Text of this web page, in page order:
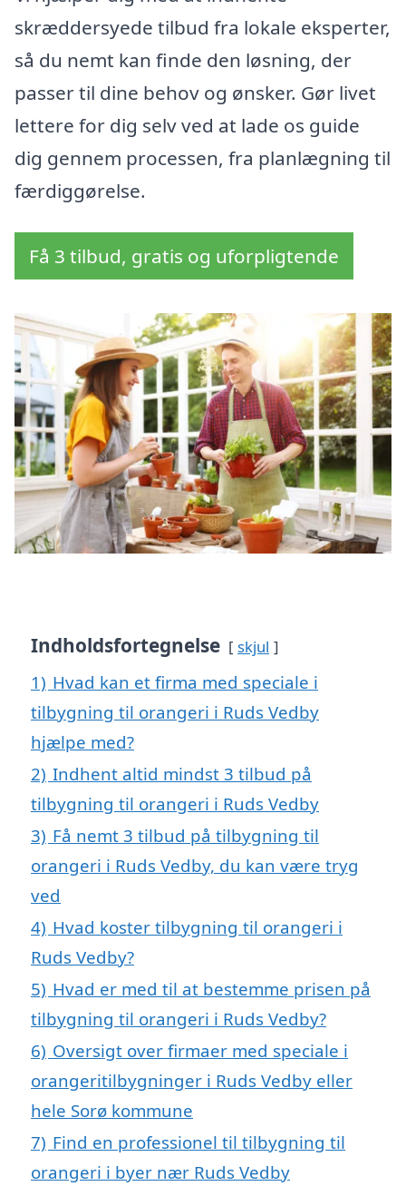
skræddersyede tilbud fra lokale eksperter,
så du nemt kan finde den løsning, der
passer til dine behov og ønsker. Gør livet
lettere for dig selv ved at lade os guide
dig gennem processen, fra planlægning til
færdiggørelse.
Få 3 tilbud, gratis og uforpligtende
Indholdsfortegnelse skjul
1) Hvad kan et firma med speciale i
tilbygning til orangeri i Ruds Vedby
hjælpe med?
2) Indhent altid mindst 3 tilbud på
tilbygning til orangeri i Ruds Vedby
3) Få nemt 3 tilbud på tilbygning til
orangeri i Ruds Vedby, du kan være tryg
ved
4) Hvad koster tilbygning til orangeri i
Ruds Vedby?
5) Hvad er med til at bestemme prisen på
tilbygning til orangeri i Ruds Vedby?
6) Oversigt over firmaer med speciale i
orangeritilbygninger i Ruds Vedby eller
hele Sorø kommune
7) Find en professionel til tilbygning til
orangeri i byer nær Ruds Vedby